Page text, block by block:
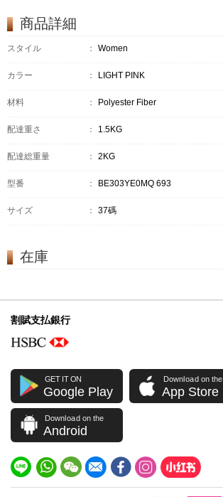
商品詳細
スタイル ： Women
カラー ： LIGHT PINK
材料 ： Polyester Fiber
配達重さ ： 1.5KG
配達総重量 ： 2KG
型番 ： BE303YE0MQ 693
サイズ ： 37碼
在庫
割賦支払銀行
GET IT ON
Google Play
Download on the
App Store
Download on the
Android